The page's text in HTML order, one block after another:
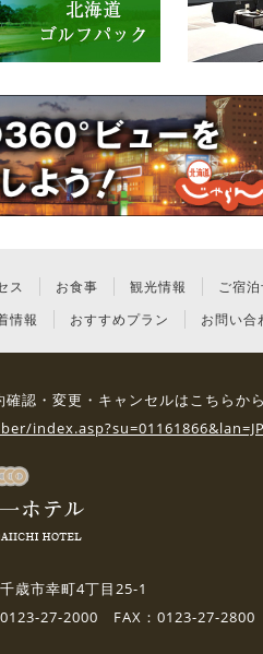
ス お食事 観光情報
ご宿
情報 おすすめプラン お問い合
確認・変更・キャンセルはこちらか
歳市幸町4丁目25-1
27-2000 FAX：0123-27-2800